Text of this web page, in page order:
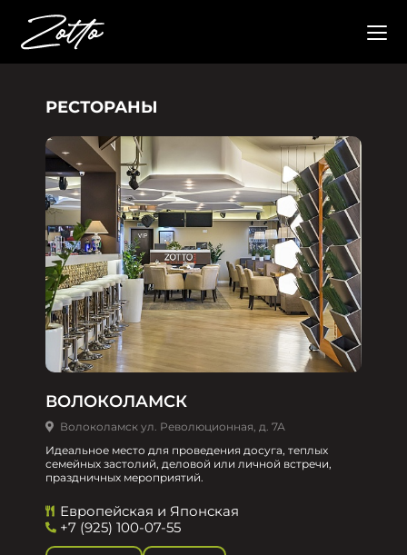
РЕСТОРАНЫ
ВОЛОКОЛАМСК
Волоколамск ул. Революционная, д. 7А
Идеальное место для проведения досуга, теплых
семейных застолий, деловой или личной встречи,
праздничных мероприятий.
Европейская и Японская
+7 (925) 100-07-55